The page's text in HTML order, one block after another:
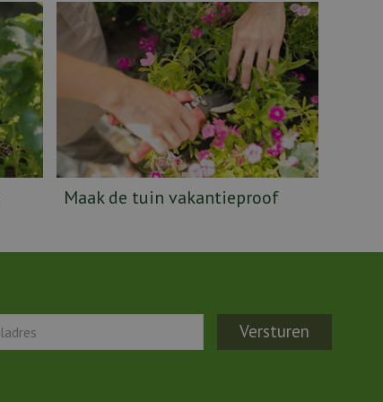
Maak de tuin vakantieproof